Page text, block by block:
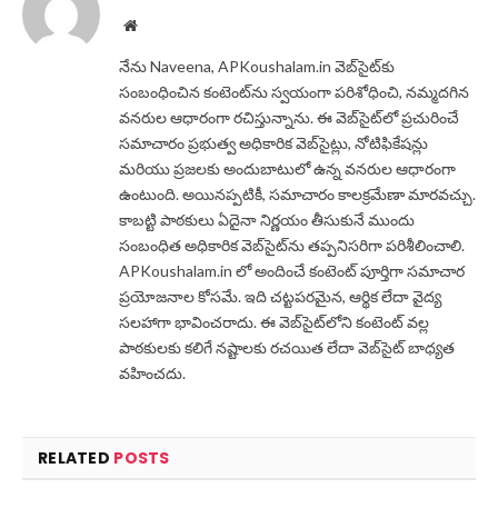
Website
నేను Naveena, APKoushalam.in వెబ్‌సైట్‌కు
సంబంధించిన కంటెంట్‌ను స్వయంగా పరిశోధించి, నమ్మదగిన
వనరుల ఆధారంగా రచిస్తున్నాను. ఈ వెబ్‌సైట్‌లో ప్రచురించే
సమాచారం ప్రభుత్వ అధికారిక వెబ్‌సైట్లు, నోటిఫికేషన్లు
మరియు ప్రజలకు అందుబాటులో ఉన్న వనరుల ఆధారంగా
ఉంటుంది. అయినప్పటికీ, సమాచారం కాలక్రమేణా మారవచ్చు.
కాబట్టి పాఠకులు ఏదైనా నిర్ణయం తీసుకునే ముందు
సంబంధిత అధికారిక వెబ్‌సైట్‌ను తప్పనిసరిగా పరిశీలించాలి.
APKoushalam.in లో అందించే కంటెంట్ పూర్తిగా సమాచార
ప్రయోజనాల కోసమే. ఇది చట్టపరమైన, ఆర్థిక లేదా వైద్య
సలహాగా భావించరాదు. ఈ వెబ్‌సైట్‌లోని కంటెంట్ వల్ల
పాఠకులకు కలిగే నష్టాలకు రచయిత లేదా వెబ్‌సైట్ బాధ్యత
వహించదు.
RELATED POSTS